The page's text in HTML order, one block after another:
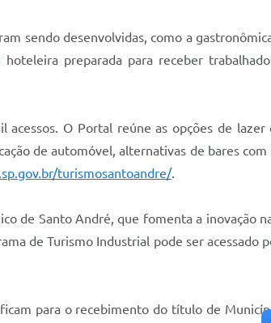
sendo desenvolvidas, como a
preparada para receber
O Portal reúne as opções de lazer
de automóvel, alternativas de bares com
turismosantoandre/.
de Santo André, que fomenta a inovação
de Turismo Industrial pode ser acessado
para o recebimento do título de